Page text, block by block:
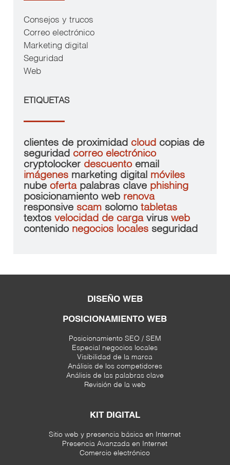
Consejos y trucos
Correo electrónico
Marketing digital
Seguridad
Web
ETIQUETAS
clientes de proximidad cloud copias de
seguridad correo electrónico
cryptolocker descuento email
imágenes marketing digital móviles
nubeoferta palabras clave phishing
posicionamiento web renova
responsive scam solomotabletas
textosvelocidad de cargavirusweb
contenido negocios locales seguridad
DISEÑO WEB
POSICIONAMIENTO WEB
Posicionamiento SEO / SEM
Especial negocios locales
Visibilidad de la marca
Análisis de los competidores
Análisis de las palabras clave
Revisión de la web
KIT DIGITAL
Sitio web y presencia básica en Internet
Presencia Avanzada en Internet
Comercio electrónico